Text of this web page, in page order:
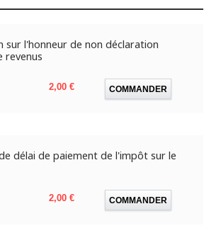
sur l'honneur de non déclaration
revenus
Prix
2,00 € COMMANDER
délai de paiement de l'impôt sur le
Prix
2,00 € COMMANDER